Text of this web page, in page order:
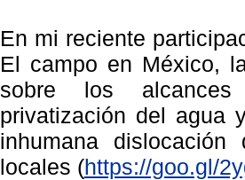
En mi reciente
El campo en México,
sobre los alcances
privatización del agua
inhumana
locales (https://goo.gl/